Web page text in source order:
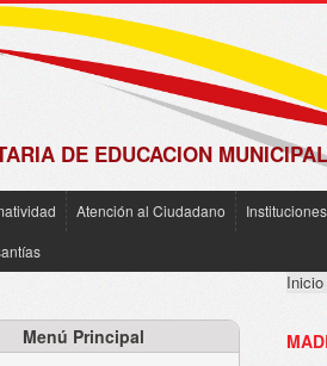
DE EDUCACION MUNICIPAL
Atención al Ciudadano
Menú Principal
Inicio